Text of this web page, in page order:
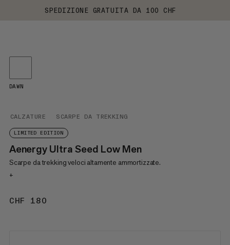
SPEDIZIONE GRATUITA DA 100 CHF
CALZATURE SCARPE DA TREKKING
LIMITED EDITION
Aenergy Ultra Seed Low Men
Scarpe da trekking veloci altamente ammortizzate.
+
CHF 180
DAWN